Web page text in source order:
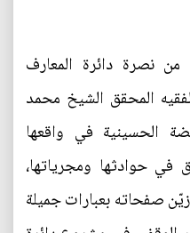
من نصرة دائرة المعارف
المحقق الشيخ محمد
الحسينية في واقعها
في حوادثها ومجرياتها،
صفحاته بعبارات جميلة